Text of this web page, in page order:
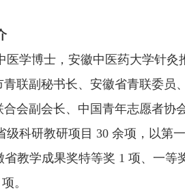
博士，安徽中医药大学针灸
联副秘书长、安徽省青联委员
会副会长、中国青年志愿者协
研教研项目 30 余项，以第一
省教学成果奖特等奖 1 项、一
。